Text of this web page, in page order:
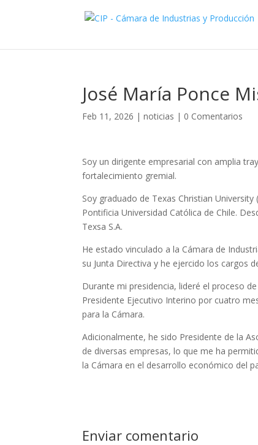
José María Ponce
Feb 11, 2026 |noticias | 0 Comentarios
Soy un dirigente empresarial con amplia
fortalecimiento gremial.
Soy graduado de Texas Christian
Pontificia Universidad Católica de Chile.
Texsa S.A.
He estado vinculado a la Cámara de
su Junta Directiva y he ejercido los cargos
Durante mi presidencia, lideré el proceso
Presidente Ejecutivo Interino por cuatro
para la Cámara.
Adicionalmente, he sido Presidente de la
de diversas empresas, lo que me ha
la Cámara en el desarrollo económico del
Enviar comentario